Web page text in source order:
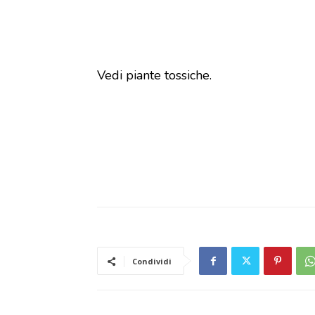
Vedi piante tossiche.
Condividi